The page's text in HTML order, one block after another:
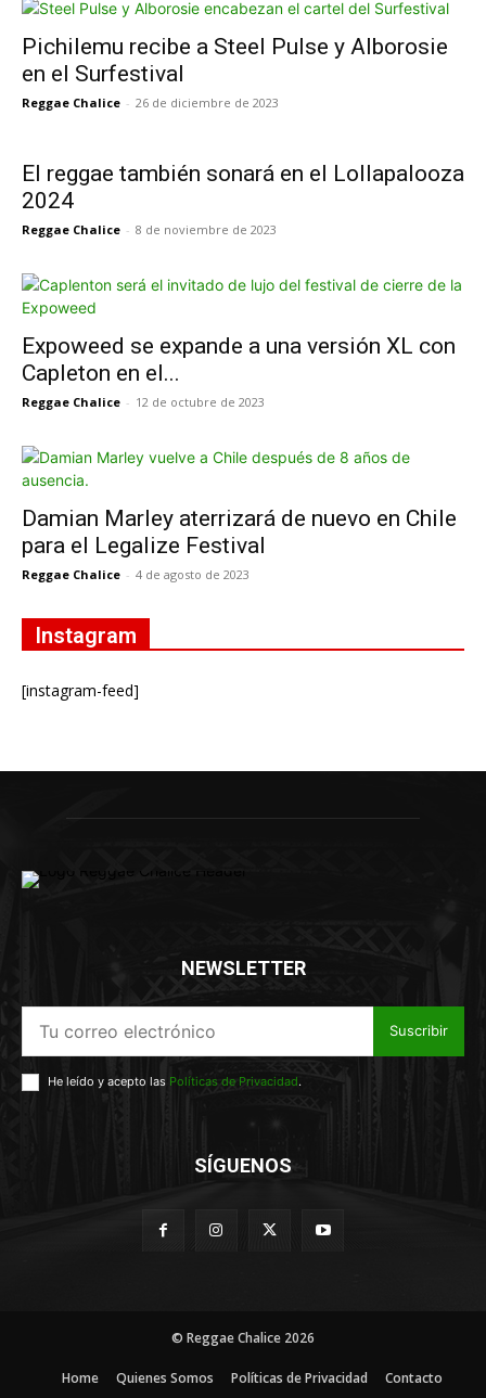
Pichilemu recibe a Steel Pulse y Alborosie
en el Surfestival
Reggae Chalice - 26 de diciembre de 2023
El reggae también sonará en el Lollapalooza
2024
Reggae Chalice - 8 de noviembre de 2023
Expoweed se expande a una versión XL con
Capleton en el...
Reggae Chalice - 12 de octubre de 2023
Damian Marley aterrizará de nuevo en Chile
para el Legalize Festival
Reggae Chalice - 4 de agosto de 2023
Instagram
[instagram-feed]
NEWSLETTER
Suscribir
He leído y acepto las Políticas de Privacidad.
SÍGUENOS
© Reggae Chalice 2026
Home Quienes Somos Políticas de Privacidad Contacto